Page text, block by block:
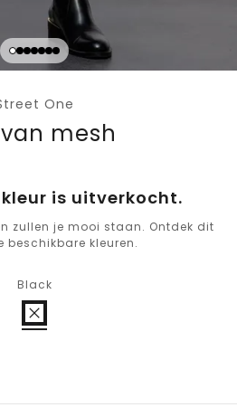
One
mesh
is uitverkocht.
zullen je mooi staan. Ontdek dit
beschikbare kleuren.
Black